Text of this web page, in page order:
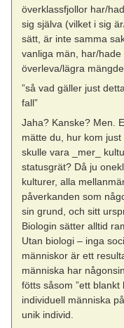
överklassfjollor har/
sig själva (vilket i sig
sätt, är inte samma
vanliga män, har/hade
överleva/lägra
”så vad gäller just
fall”
Jaha? Kanske? Men.
mätte du, hur kom
skulle vara _mer_
statusgrät? Då ju
kulturer, alla
påverkanden som
sin grund, och sitt
Biologin sätter alltid
Utan biologi – inga
människor är ett
människa har
fötts såsom ”ett
individuell människa
unik individ.